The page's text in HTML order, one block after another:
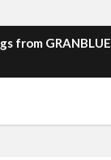
from GRANBLUE